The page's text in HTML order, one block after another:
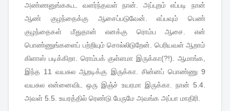
அண்ணனுங்ககூட
வளர்ந்தவள் நான் அப்புறம் எப்படி
நான்
ஆண்
குழந்தைக்கு ஆசைப்படுவேன் .எப்பவும்
பெண்
குழந்தைகள்
மீதுதான் எனக்கு ரொம்ப ஆசை .என்
பொண்ணுங்களைப் பற்றியும் சொல்லிடுறேன் பெரியவள் ஆறாம்
கிளாஸ் படிக்கிறா. ரொம்பக் குள்ளமா இருக்கா(?!).ஆமாங்க
இந்த 11வயசுல ஆறடிக்கு இருக்கா. சின்னப் பொண்ணு9
வயசுல என்னைவிட ஒரு இஞ்ச் உயரமா இருக்கா நான் 5.4.
அவள் 5.5. உயரத்தில் ரெண்டு பேருமே அவங்க அப்பா மாதிரி